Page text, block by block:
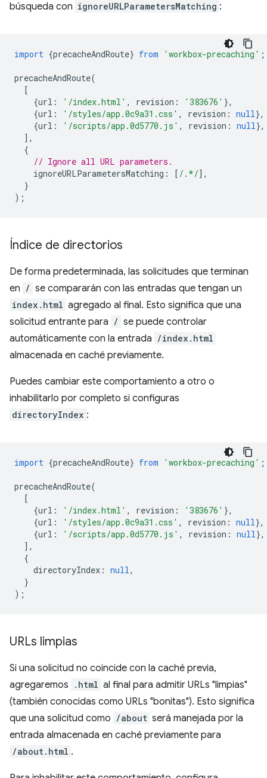
búsqueda con ignoreURLParametersMatching :
import {precacheAndRoute} from 'workbox-precaching' ;
precacheAndRoute(
[
{url : '/index.html' , revision : '383676' },
{url : '/styles/app.0c9a31.css' , revision : null},
{url : '/scripts/app.0d5770.js' , revision : null},
],
{
// Ignore all URL parameters.
ignoreURLParametersMatching : [ /.*/],
}
);
Índice de directorios
De forma predeterminada, las solicitudes que terminan
en / se compararán con las entradas que tengan un
index.html agregado al final. Esto significa que una
solicitud entrante para / se puede controlar
automáticamente con la entrada /index.html
almacenada en caché previamente.
Puedes cambiar este comportamiento a otro o
inhabilitarlo por completo si configuras
directoryIndex :
import {precacheAndRoute} from 'workbox-precaching' ;
precacheAndRoute(
[
{url : '/index.html' , revision : '383676' },
{url : '/styles/app.0c9a31.css' , revision : null},
{url : '/scripts/app.0d5770.js' , revision : null},
],
{
directoryIndex : null,
}
);
URLs limpias
Si una solicitud no coincide con la caché previa,
agregaremos
.html al final para admitir URLs "limpias"
(también conocidas como URLs "bonitas"). Esto significa
que una solicitud como /about será manejada por la
entrada almacenada en caché previamente para
/about.html .